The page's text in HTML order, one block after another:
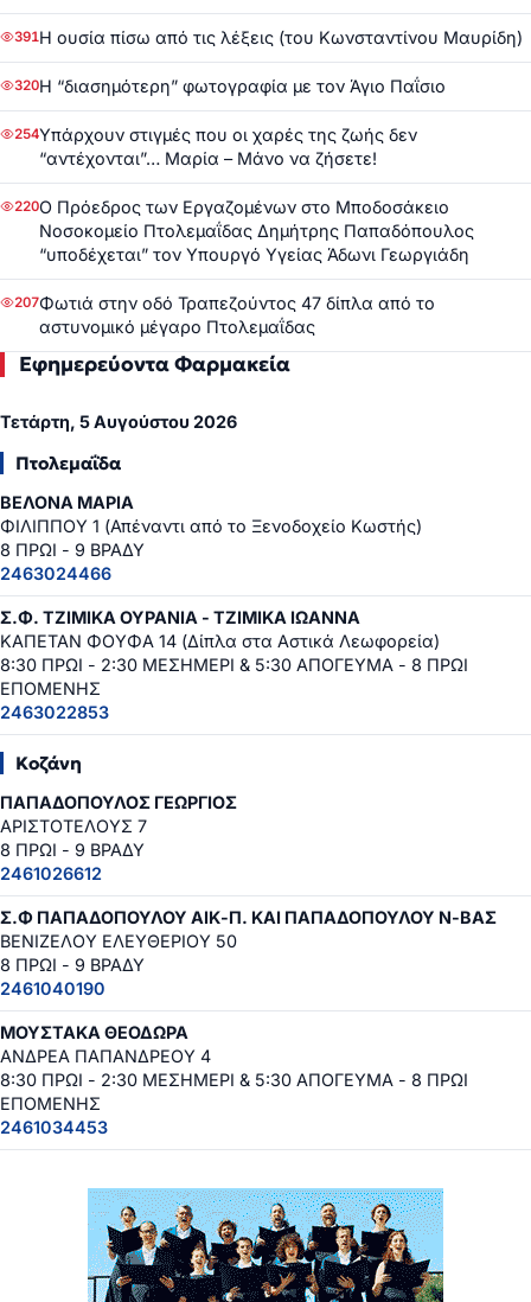
391Η ουσία πίσω από τις λέξεις (του Κωνσταντίνου Μαυρίδη)
320Η “διασημότερη” φωτογραφία με τον Άγιο Παΐσιο
254Υπάρχουν στιγμές που οι χαρές της ζωής δεν
“αντέχονται”… Μαρία – Μάνο να ζήσετε!
220Ο Πρόεδρος των Εργαζομένων στο Μποδοσάκειο
Νοσοκομείο Πτολεμαΐδας Δημήτρης Παπαδόπουλος
“υποδέχεται” τον Υπουργό Υγείας Άδωνι Γεωργιάδη
207Φωτιά στην οδό Τραπεζούντος 47 δίπλα από το
αστυνομικό μέγαρο Πτολεμαΐδας
Εφημερεύοντα Φαρμακεία
Τετάρτη, 5 Αυγούστου 2026
Πτολεμαΐδα
ΒΕΛΟΝΑ ΜΑΡΙΑ
ΦΙΛΙΠΠΟΥ 1 (Απέναντι από το Ξενοδοχείο Κωστής)
8 ΠΡΩΙ - 9 ΒΡΑΔΥ
2463024466
Σ.Φ. ΤΖΙΜΙΚΑ ΟΥΡΑΝΙΑ - ΤΖΙΜΙΚΑ ΙΩΑΝΝΑ
ΚΑΠΕΤΑΝ ΦΟΥΦΑ 14 (Δίπλα στα Αστικά Λεωφορεία)
8:30 ΠΡΩΙ - 2:30 ΜΕΣΗΜΕΡΙ & 5:30 ΑΠΟΓΕΥΜΑ - 8 ΠΡΩΙ
ΕΠΟΜΕΝΗΣ
2463022853
Κοζάνη
ΠΑΠΑΔΟΠΟΥΛΟΣ ΓΕΩΡΓΙΟΣ
ΑΡΙΣΤΟΤΕΛΟΥΣ 7
8 ΠΡΩΙ - 9 ΒΡΑΔΥ
2461026612
Σ.Φ ΠΑΠΑΔΟΠΟΥΛΟΥ ΑΙΚ-Π. ΚΑΙ ΠΑΠΑΔΟΠΟΥΛΟΥ Ν-ΒΑΣ
ΒΕΝΙΖΕΛΟΥ ΕΛΕΥΘΕΡΙΟΥ 50
8 ΠΡΩΙ - 9 ΒΡΑΔΥ
2461040190
ΜΟΥΣΤΑΚΑ ΘΕΟΔΩΡΑ
ΑΝΔΡΕΑ ΠΑΠΑΝΔΡΕΟΥ 4
8:30 ΠΡΩΙ - 2:30 ΜΕΣΗΜΕΡΙ & 5:30 ΑΠΟΓΕΥΜΑ - 8 ΠΡΩΙ
ΕΠΟΜΕΝΗΣ
2461034453